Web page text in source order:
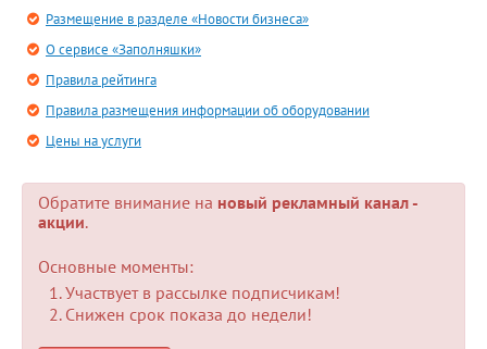
Размещение в разделе «Новости бизнеса»
О сервисе «Заполняшки»
Правила рейтинга
Правила размещения информации об оборудовании
Цены на услуги
Обратите внимание на новый рекламный канал -
акции.
Основные моменты:
Участвует в рассылке подписчикам!
Снижен срок показа до недели!